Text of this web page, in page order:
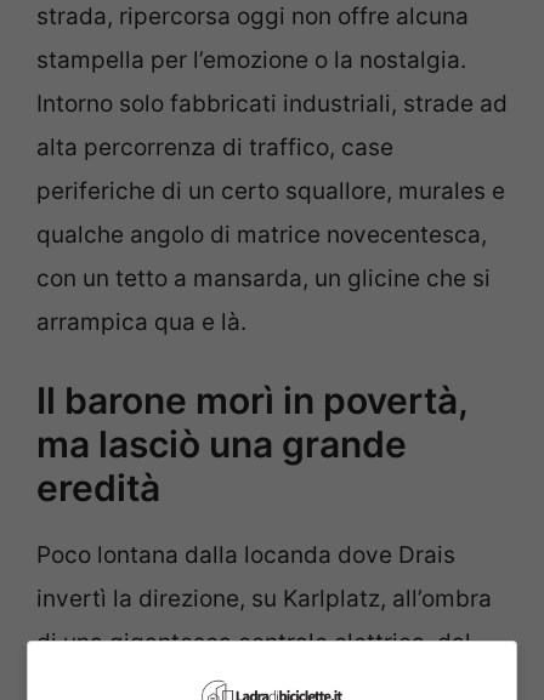
strada, ripercorsa oggi non offre alcuna
stampella per l’emozione o la nostalgia.
Intorno solo fabbricati industriali, strade ad
alta percorrenza di traffico, case
periferiche di un certo squallore, murales e
qualche angolo di matrice novecentesca,
con un tetto a mansarda, un glicine che si
arrampica qua e là.
Il barone morì in povertà,
ma lasciò una grande
eredità
Poco lontana dalla locanda dove Drais
invertì la direzione, su Karlplatz, all’ombra
di una gigantesca centrale elettrica, dal
2003, un Monumento di una bici stilizzata